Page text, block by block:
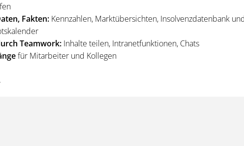
Fakten: Kennzahlen, Marktübersichten, Insolvenzdatenbank
Teamwork: Inhalte teilen, Intranetfunktionen, Chats
für Mitarbeiter und Kollegen
Ausgaben